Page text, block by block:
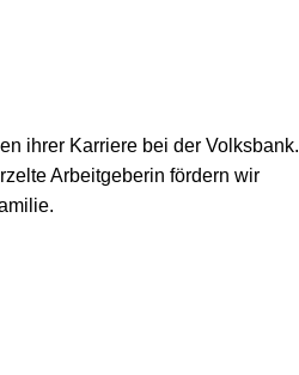
ihrer Karriere bei der Volksbank.
Arbeitgeberin fördern wir